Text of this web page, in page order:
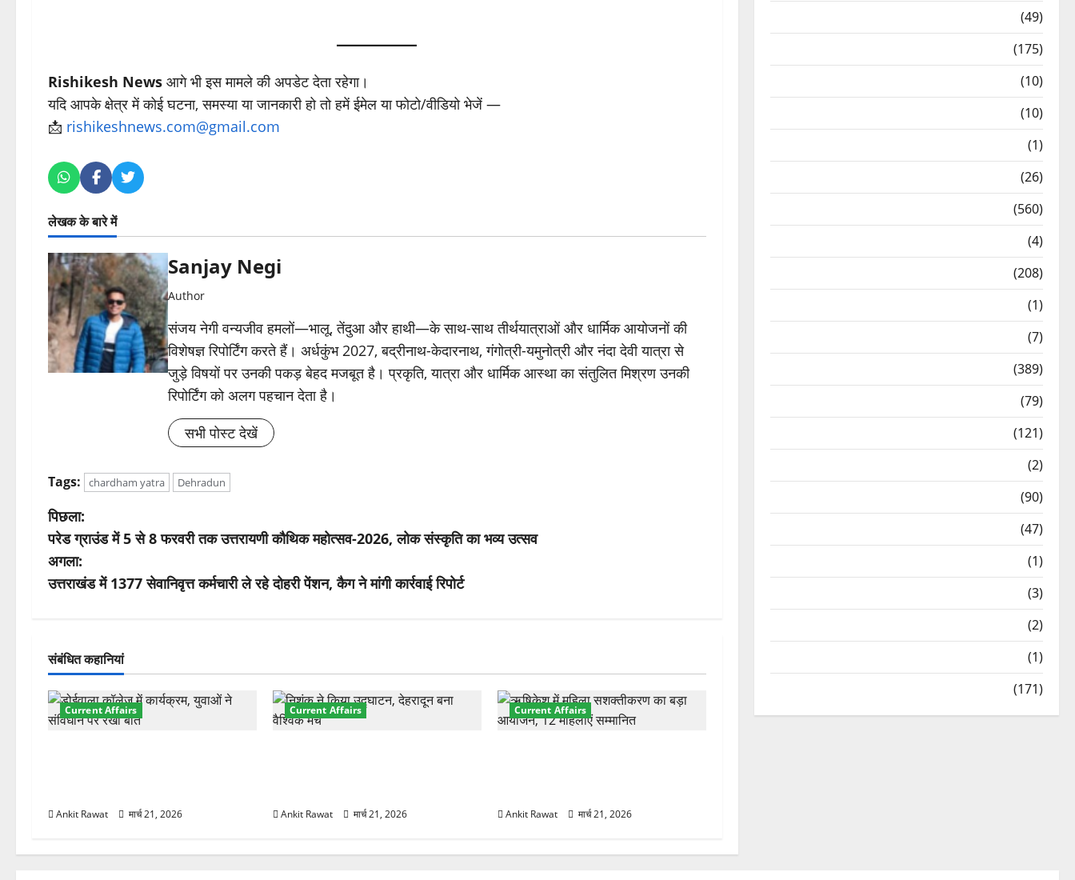
Rishikesh News आगे भी इस मामले की अपडेट देता रहेगा।
यदि आपके क्षेत्र में कोई घटना, समस्या या जानकारी हो तो हमें ईमेल या फोटो/वीडियो भेजें —
📩 rishikeshnews.com@gmail.com
लेखक के बारे में
Sanjay Negi
Author
संजय नेगी वन्यजीव हमलों—भालू, तेंदुआ और हाथी—के साथ-साथ तीर्थयात्राओं और धार्मिक आयोजनों की
विशेषज्ञ रिपोर्टिंग करते हैं। अर्धकुंभ 2027, बद्रीनाथ-केदारनाथ, गंगोत्री-यमुनोत्री और नंदा देवी यात्रा से
जुड़े विषयों पर उनकी पकड़ बेहद मजबूत है। प्रकृति, यात्रा और धार्मिक आस्था का संतुलित मिश्रण उनकी
रिपोर्टिंग को अलग पहचान देता है।
सभी पोस्ट देखें
Tags: chardham yatra Dehradun
पो
स्ट
ने
गे
श
न
पिछला:
परेड ग्राउंड में 5 से 8 फरवरी तक उत्तरायणी कौथिक महोत्सव-2026, लोक संस्कृति का भव्य उत्सव
अगला:
उत्तराखंड में 1377 सेवानिवृत्त कर्मचारी ले रहे दोहरी पेंशन, कैग ने मांगी कार्रवाई रिपोर्ट
संबंधित कहानियां
Current Affairs
Ankit Rawat मार्च 21, 2026
Current Affairs
Ankit Rawat मार्च 21, 2026
Current Affairs
Ankit Rawat मार्च 21, 2026
(49)
(175)
(10)
(10)
(1)
(26)
(560)
(4)
(208)
(1)
(7)
(389)
(79)
(121)
(2)
(90)
(47)
(1)
(3)
(2)
(1)
(171)